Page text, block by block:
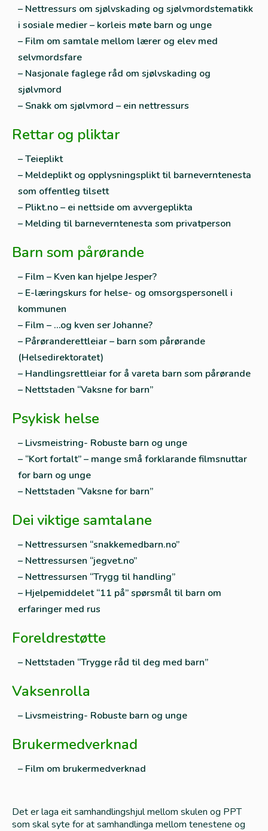
Det er laga eit samhandlingshjul mellom skulen og PPT
som skal syte for at samhandlinga mellom tenestene og
– Nettressurs om sjølvskading og sjølvmordstematikk
i sosiale medier – korleis møte barn og unge
– Film om samtale mellom lærer og elev med
selvmordsfare
– Nasjonale faglege råd om sjølvskading og
sjølvmord
– Snakk om sjølvmord – ein nettressurs
Rettar og pliktar
– Teieplikt
– Meldeplikt og opplysningsplikt til barneverntenesta
som offentleg tilsett
– Plikt.no – ei nettside om avvergeplikta
– Melding til barneverntenesta som privatperson
Barn som pårørande
– Film – Kven kan hjelpe Jesper?
– E-læringskurs for helse- og omsorgspersonell i
kommunen
– Film – …og kven ser Johanne?
– Pårøranderettleiar – barn som pårørande
(Helsedirektoratet)
– Handlingsrettleiar for å vareta barn som pårørande
– Nettstaden “Vaksne for barn”
Psykisk helse
– Livsmeistring- Robuste barn og unge
– “Kort fortalt” – mange små forklarande filmsnuttar
for barn og unge
– Nettstaden “Vaksne for barn”
Dei viktige samtalane
– Nettressursen “snakkemedbarn.no”
– Nettressursen “jegvet.no”
– Nettressursen “Trygg til handling”
– Hjelpemiddelet “11 på” spørsmål til barn om
erfaringer med rus
Foreldrestøtte
– Nettstaden “Trygge råd til deg med barn”
Vaksenrolla
– Livsmeistring- Robuste barn og unge
Brukermedverknad
– Film om brukermedverknad